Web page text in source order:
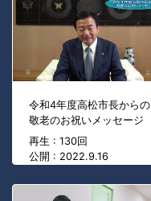
令和4年度高松市長からの
敬老のお祝いメッセージ
再生 : 130回
公開 : 2022.9.16